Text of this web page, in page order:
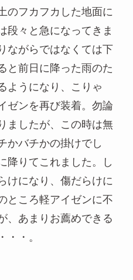
のフカフカした地面に
段々と急になってきま
ながらではなくては下
と前日に降った雨のた
ようになり、こりゃ
ンを再び装着。勿論
ましたが、この時は無
かバチかの掛けでし
降りてこれました。し
けになり、傷だらけに
ところ軽アイゼンに不
、あまりお薦めできる
・・。